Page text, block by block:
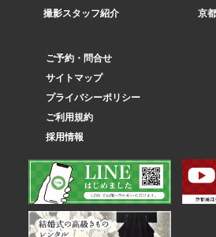
撮影スタッフ紹介
京
ご予約・問合せ
サイトマップ
プライバシーポリシー
ご利用規約
採用情報